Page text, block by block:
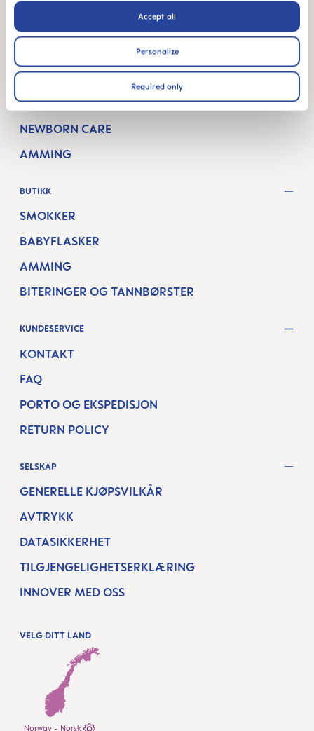
Accept all
Personalize
Required only
FACEBOOK
INSTAGRAM
YOUTUBE
BLI GRAVID
GRAVID UKE FOR UKE
NEWBORN CARE
AMMING
BUTIKK
SMOKKER
BABYFLASKER
AMMING
BITERINGER OG TANNBØRSTER
KUNDESERVICE
KONTAKT
FAQ
PORTO OG EKSPEDISJON
RETURN POLICY
SELSKAP
GENERELLE KJØPSVILKÅR
AVTRYKK
DATASIKKERHET
TILGJENGELIGHETSERKLÆRING
INNOVER MED OSS
VELG DITT LAND
Norway - Norsk